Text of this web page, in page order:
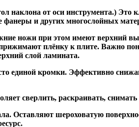
от оси инструмента.) Это
фанеры и других многослойных
ножи при этом имеют верхний
плёнку к плите. Важно
слой ламината.
единой кромки. Эффективно
сверлить, раскраивать,
Оставляют шероховатую